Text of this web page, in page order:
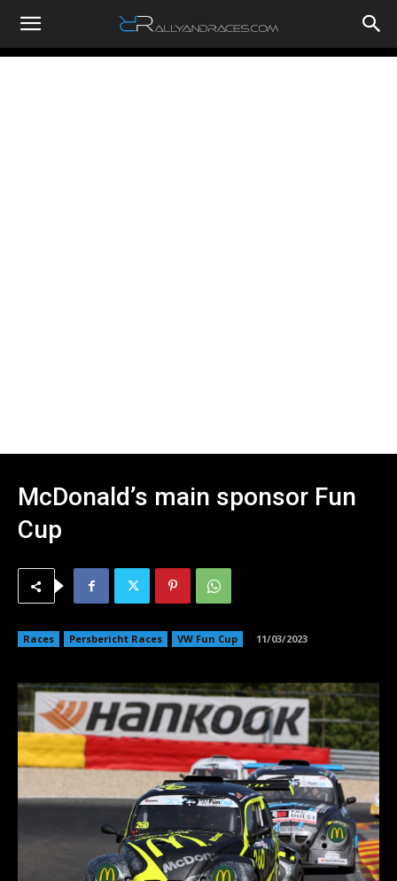
RallyandRaces.com
McDonald’s main sponsor Fun
Cup
Races Persbericht Races VW Fun Cup 11/03/2023